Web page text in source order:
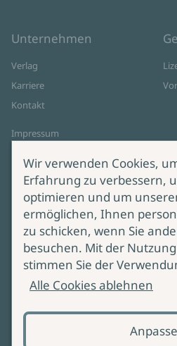
Unternehmen
Verlag
Karriere
Kontakt
Impressum
Cookie-Einstellungen
AGB Online Shop
Service
Lieferung & Versand
Wir verwenden Cookies,
Erfahrung zu verbessern,
optimieren und um
ermöglichen, Ihnen
zu schicken, wenn Sie
besuchen. Mit der
stimmen Sie der
Alle Cookies ablehnen